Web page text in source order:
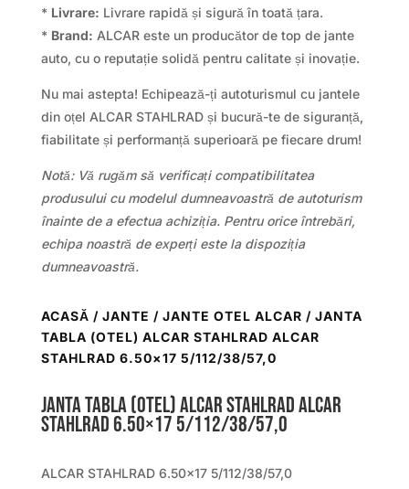
* Livrare: Livrare rapidă și sigură în toată țara.
* Brand: ALCAR este un producător de top de jante
auto, cu o reputație solidă pentru calitate și inovație.
Nu mai astepta! Echipează-ți autoturismul cu jantele
din oțel ALCAR STAHLRAD și bucură-te de siguranță,
fiabilitate și performanță superioară pe fiecare drum!
Notă: Vă rugăm să verificați compatibilitatea
produsului cu modelul dumneavoastră de autoturism
înainte de a efectua achiziția. Pentru orice întrebări,
echipa noastră de experți este la dispoziția
dumneavoastră.
ACASĂ / JANTE / JANTE OTEL ALCAR / JANTA
TABLA (OTEL) ALCAR STAHLRAD ALCAR
STAHLRAD 6.50×17 5/112/38/57,0
Janta tabla (otel) ALCAR STAHLRAD ALCAR
STAHLRAD 6.50×17 5/112/38/57,0
ALCAR STAHLRAD 6.50×17 5/112/38/57,0